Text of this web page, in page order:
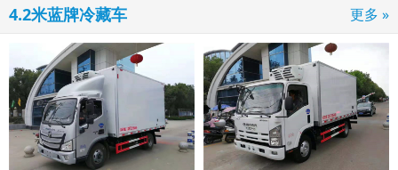
4.2米蓝牌冷藏车 更多 »